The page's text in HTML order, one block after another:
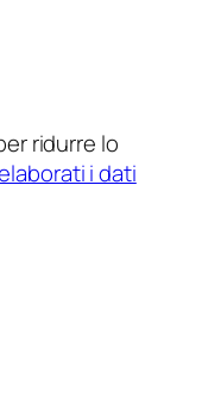
ridurre lo
i dati